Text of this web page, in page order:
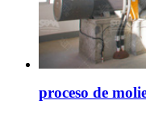
proceso de